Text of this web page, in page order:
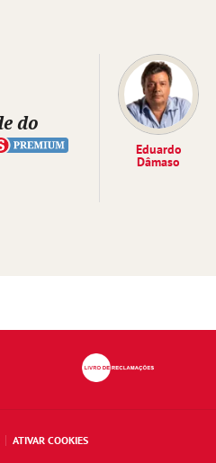
do
Eduardo
Dâmaso
ATIVAR COOKIES